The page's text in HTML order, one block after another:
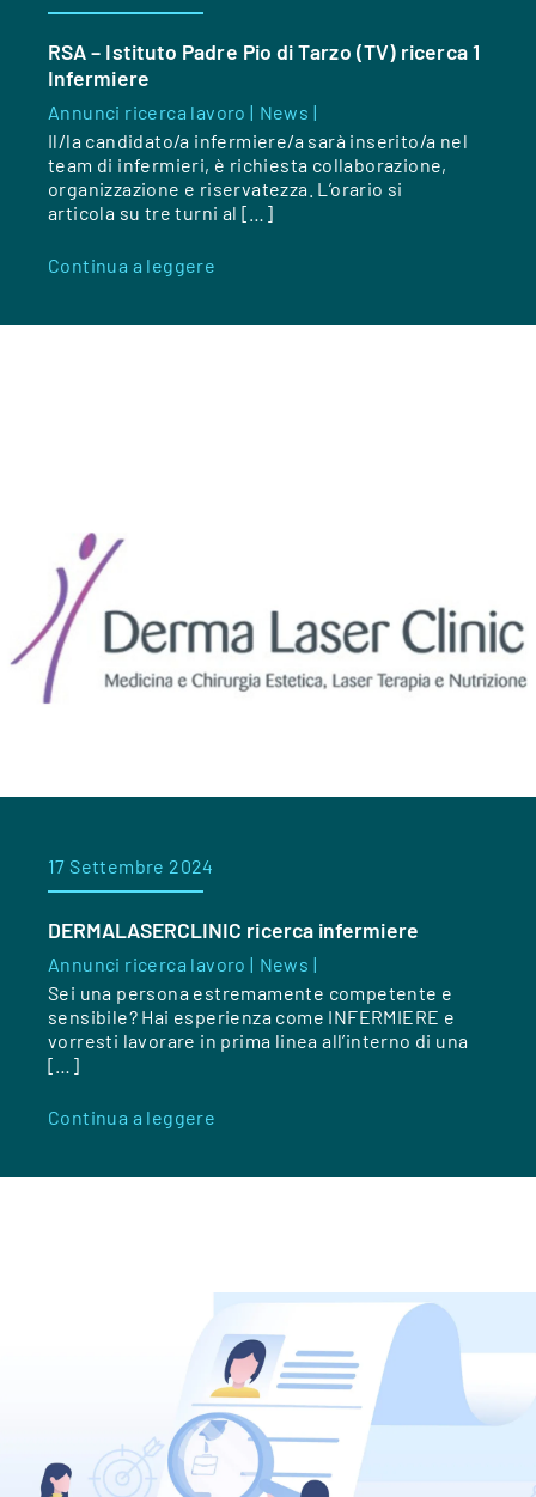
RSA – Istituto Padre Pio di Tarzo (TV) ricerca 1
Infermiere
Annunci ricerca lavoro | News |
Il/la candidato/a infermiere/a sarà inserito/a nel
team di infermieri, è richiesta collaborazione,
organizzazione e riservatezza. L’orario si
articola su tre turni al […]
Continua a leggere
17 Settembre 2024
DERMALASERCLINIC ricerca infermiere
Annunci ricerca lavoro | News |
Sei una persona estremamente competente e
sensibile? Hai esperienza come INFERMIERE e
vorresti lavorare in prima linea all’interno di una
[…]
Continua a leggere